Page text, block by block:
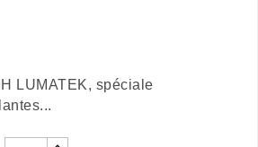
LUMATEK, spéciale